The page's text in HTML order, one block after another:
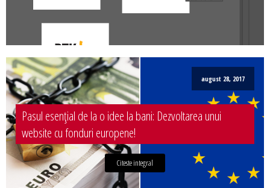
august 28, 2017
Pasul esențial de la o idee la bani: Dezvoltarea unui
website cu fonduri europene!
Citeste integral